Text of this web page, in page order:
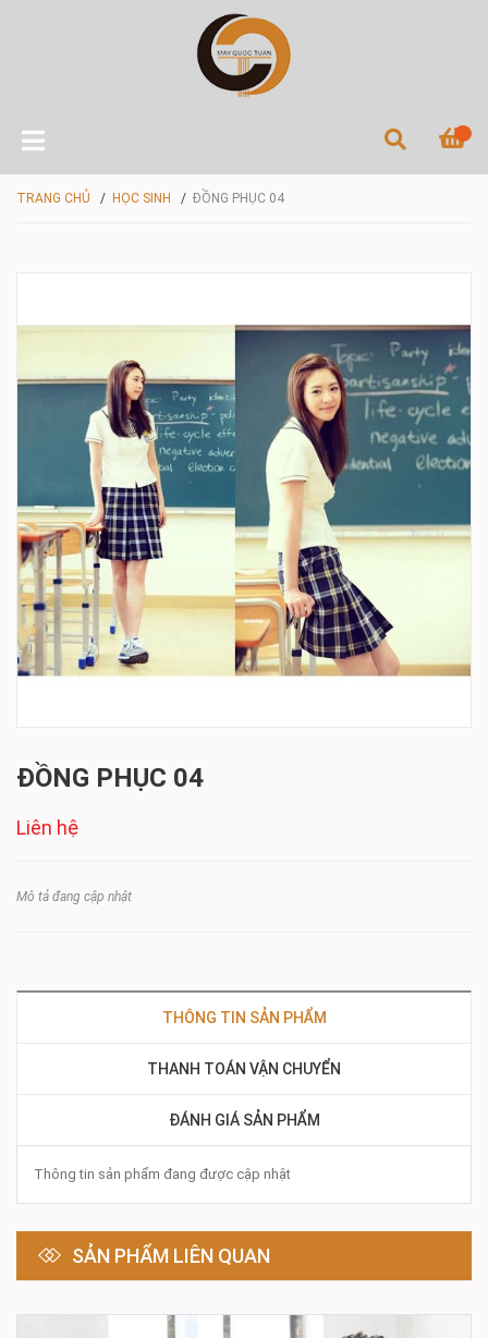
TRANG CHỦ / HỌC SINH / ĐỒNG PHỤC 04
ĐỒNG PHỤC 04
Liên hệ
Mô tả đang cập nhật
THÔNG TIN SẢN PHẨM
THANH TOÁN VẬN CHUYỂN
ĐÁNH GIÁ SẢN PHẨM
Thông tin sản phẩm đang được cập nhật
SẢN PHẨM LIÊN QUAN